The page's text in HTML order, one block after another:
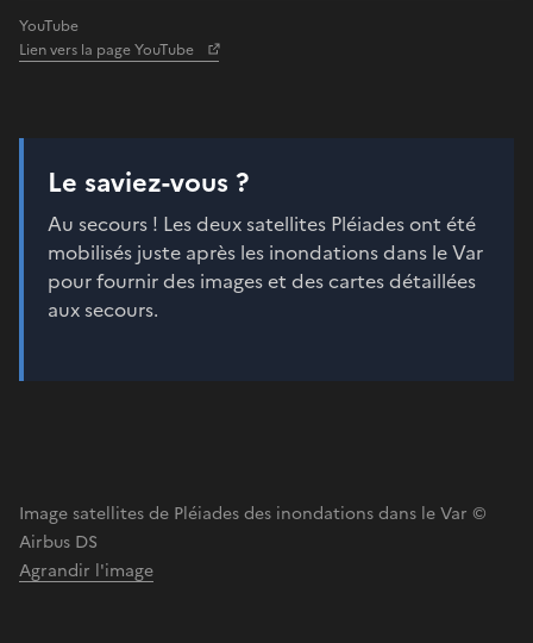
YouTube
Lien vers la page YouTube
Le saviez-vous ?
Au secours ! Les deux satellites Pléiades ont été
mobilisés juste après les inondations dans le Var
pour fournir des images et des cartes détaillées
aux secours.
Image satellites de Pléiades des inondations dans le Var ©
Airbus DS
Agrandir l'image